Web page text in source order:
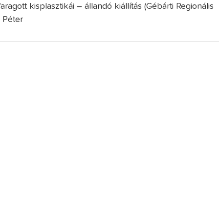
kisplasztikái – állandó kiállítás (Gébárti Regionális
Péter